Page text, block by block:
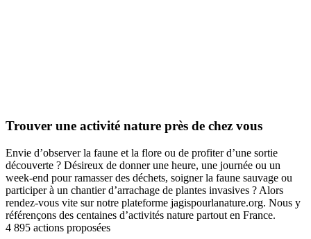
Trouver une activité nature près de chez vous
Envie d’observer la faune et la flore ou de profiter d’une sortie
découverte ? Désireux de donner une heure, une journée ou un
week-end pour ramasser des déchets, soigner la faune sauvage ou
participer à un chantier d’arrachage de plantes invasives ? Alors
rendez-vous vite sur notre plateforme jagispourlanature.org. Nous y
référençons des centaines d’activités nature partout en France.
4 895 actions proposées